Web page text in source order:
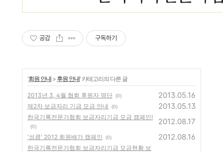
공감 구독하기
'회원 안내 > 후원 안내' 카테고리의 다른 글
2013년 3, 4월 협회 후원자 명단 (0) 2013.05.16
제2차 보금자리 기금 모금 안내 (0) 2013.05.13
한국기록전문가협회 보금자리기금 모금 캠페인!
(0)
2012.08.17
'성큼' 2012 회원배가 캠페인 (0) 2012.08.16
한국기록전문가협회 보금자리기금 모금현황 보